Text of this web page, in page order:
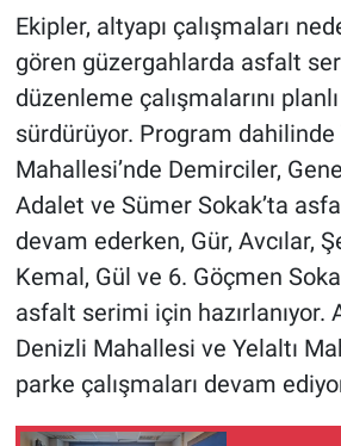
Ekipler, altyapı çalışmaları
gören güzergahlarda asfalt
düzenleme çalışmalarını
sürdürüyor. Program dahilinde
Mahallesi’nde Demirciler,
Adalet ve Sümer Sokak’ta
devam ederken, Gür, Avcılar,
Kemal, Gül ve 6. Göçmen
asfalt serimi için hazırlanıyor.
Denizli Mahallesi ve Yelaltı
parke çalışmaları devam